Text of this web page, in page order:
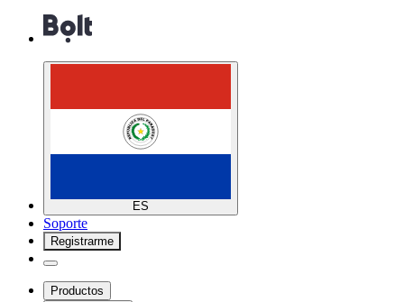
ES
Soporte
Registrarme
Productos